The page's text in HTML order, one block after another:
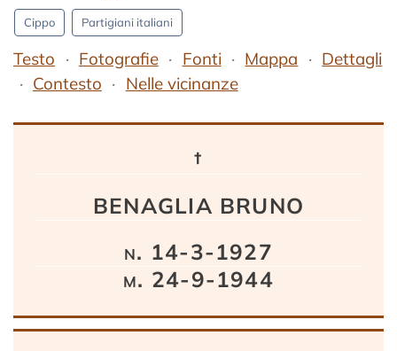
Cippo Partigiani italiani
Testo Fotografie Fonti Mappa
Dettagli
Contesto
Nelle vicinanze
†
BENAGLIA BRUNO
n. 14-3-1927
m. 24-9-1944